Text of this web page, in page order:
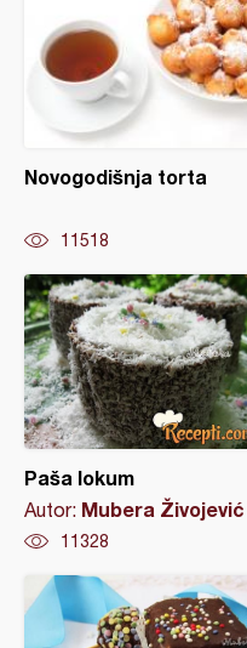
Novogodišnja torta
11518
Paša lokum
Autor: Mubera Živojević
11328